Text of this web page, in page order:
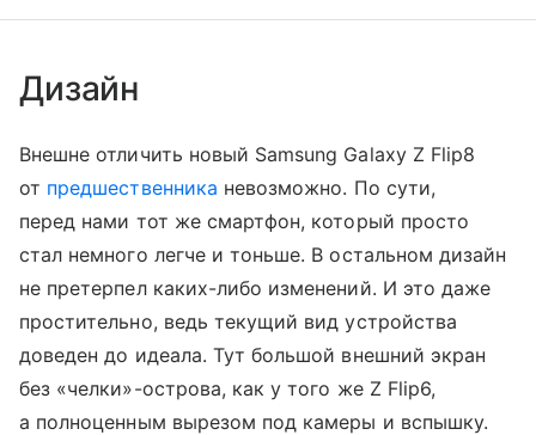
Дизайн
Внешне отличить новый Samsung Galaxy Z Flip8
от предшественника невозможно. По сути,
перед нами тот же смартфон, который просто
стал немного легче и тоньше. В остальном дизайн
не претерпел каких-либо изменений. И это даже
простительно, ведь текущий вид устройства
доведен до идеала. Тут большой внешний экран
без «челки»-острова, как у того же Z Flip6,
а полноценным вырезом под камеры и вспышку.